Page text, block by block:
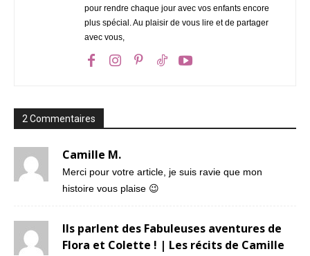
pour rendre chaque jour avec vos enfants encore
plus spécial. Au plaisir de vous lire et de partager
avec vous,
2 Commentaires
Camille M.
Merci pour votre article, je suis ravie que mon
histoire vous plaise 😉
Ils parlent des Fabuleuses aventures de
Flora et Colette ! | Les récits de Camille